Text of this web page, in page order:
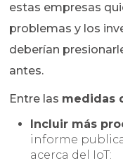
estas empresas
problemas y los
deberían
antes.
Entre las medidas
Incluir más
informe
acerca del IoT: